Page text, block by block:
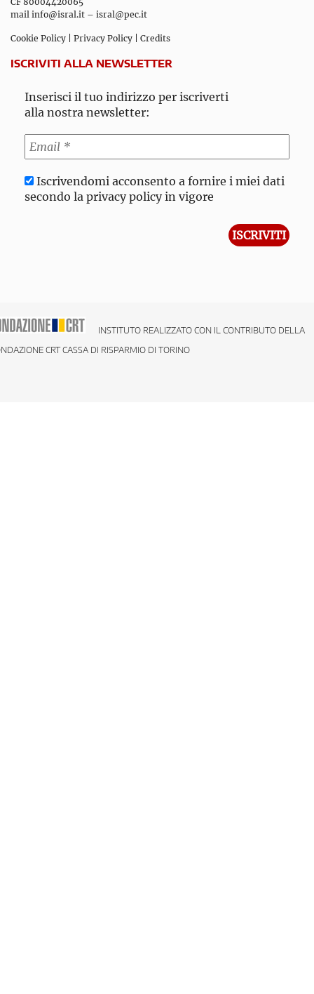
mail info@isral.it – isral@pec.it
Cookie Policy Privacy Policy Credits
ISCRIVITI ALLA NEWSLETTER
Inserisci il tuo indirizzo per iscriverti
alla nostra newsletter:
Iscrivendomi acconsento a fornire i miei dati
secondo la privacy policy in vigore
INSTITUTO REALIZZATO CON IL CONTRIBUTO DELLA
CRT CASSA DI RISPARMIO DI TORINO